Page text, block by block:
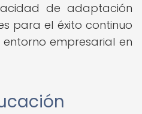
de adaptación
para el éxito continuo
empresarial en